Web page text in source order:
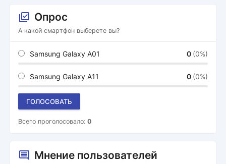
Опрос
А какой смартфон выберете вы?
Samsung Galaxy A01 0 (0%)
Samsung Galaxy A11 0 (0%)
ГОЛОСОВАТЬ
Всего проголосовало: 0
Мнение пользователей